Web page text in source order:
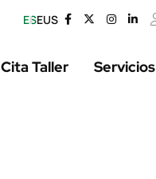
ESEUS
Cita Taller Servicios